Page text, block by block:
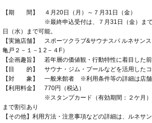
【期 間】 ４月20日（月）～７月31日（金）
※最終申込受付は、７月31日（金）まで。
日（水）まで可能。
【実施店舗】 スポーツクラブ&サウナスパ ルネサン
亀戸２－１－1 2－４F）
【企画趣旨】 若年層の価値観・行動特性に着目した
【目 的】 サウナ・ジム・プールなどを活用したコ
【対 象】 一般来館者 ※利用条件等の詳細は店舗
【利用料金】 770円（税込）
※スタンプカード（有効期間：２ケ月）の
まで割引あり
【その他】利用方法・注意事項などの詳細は、ルネサ